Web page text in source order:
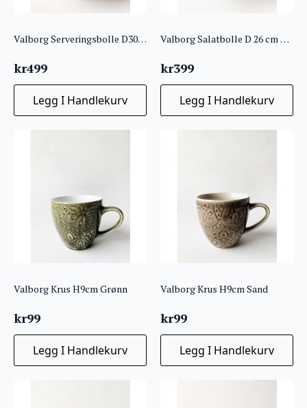
Valborg Serveringsbolle D30 cm Sjøgrønn
kr499
Legg I Handlekurv
Valborg Salatbolle D 26 cm Gul
kr399
Legg I Handlekurv
Valborg Krus H9cm Grønn
kr99
Legg I Handlekurv
Valborg Krus H9cm Sand
kr99
Legg I Handlekurv